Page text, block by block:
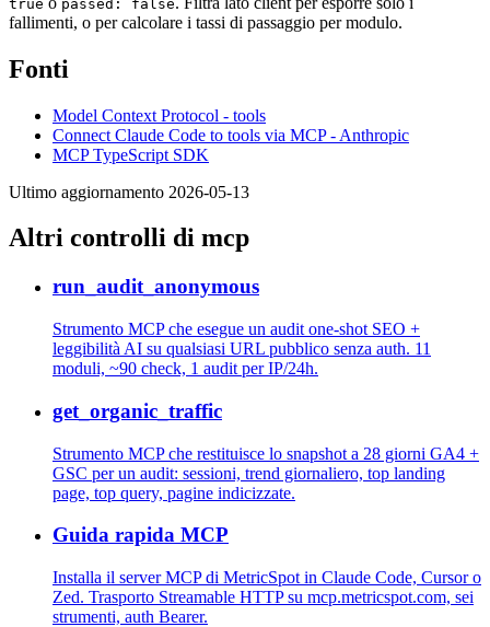
true passed: false
fallimenti, o per calcolare i tassi di passaggio per modulo.
Fonti
Model Context Protocol - tools
Connect Claude Code to tools via MCP - Anthropic
MCP TypeScript SDK
Ultimo aggiornamento 2026-05-13
Altri controlli di mcp
run_audit_anonymous
Strumento MCP che esegue un audit one-shot SEO +
leggibilità AI su qualsiasi URL pubblico senza auth. 11
moduli, ~90 check, 1 audit per IP/24h.
get_organic_traffic
Strumento MCP che restituisce lo snapshot a 28 giorni GA4 +
GSC per un audit: sessioni, trend giornaliero, top landing
page, top query, pagine indicizzate.
Guida rapida MCP
Installa il server MCP di MetricSpot in Claude Code, Cursor o
Zed. Trasporto Streamable HTTP su mcp.metricspot.com, sei
strumenti, auth Bearer.